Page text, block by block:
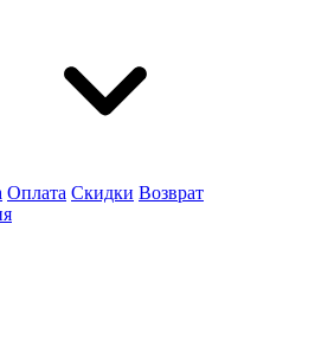
Оплата Скидки Возврат